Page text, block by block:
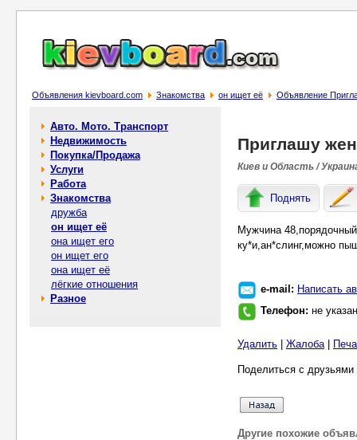
Объявления kievboard.com Знакомства он ищет её Объявление
Авто. Мото. Транспорт
Недвижимость
Покупка/Продажа
Услуги
Работа
Знакомства
дружба
он ищет её
она ищет его
он ищет его
она ищет её
лёгкие отношения
Разное
Приглашу
Киев и Область /
Поднять
Мужчина
ку*и,ан*слинг,можно
e-mail: Написать
Телефон: не указан
Удалить Жалоба|
Поделиться с
Другие похожие